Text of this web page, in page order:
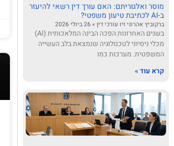
מוסר ואלגוריתם: האם עורך דין רשאי להיעזר
ב-AI לכתיבת טיעון משפטי?
ברקוביץ אהרוני זיו עורכי דין
בשנים האחרונות הפכה הבינה המלאכותית (AI)
מכלי ניסיוני לטכנולוגיה שנמצאת בלב העשייה
המשפטית. מערכות כמו
קרא עוד »